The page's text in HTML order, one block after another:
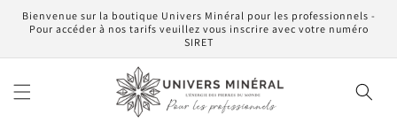
passer
au
Bienvenue sur la boutique Univers Minéral pour les professionnels -
Pour accéder à nos tarifs veuillez vous inscrire avec votre numéro
SIRET